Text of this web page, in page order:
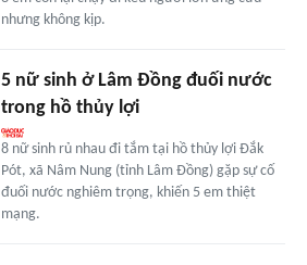
nhưng không kịp.
5 nữ sinh ở Lâm Đồng đuối nước
trong hồ thủy lợi
8 nữ sinh rủ nhau đi tắm tại hồ thủy lợi Đắk
Pót, xã Nâm Nung (tỉnh Lâm Đồng) gặp sự cố
đuối nước nghiêm trọng, khiến 5 em thiệt
mạng.